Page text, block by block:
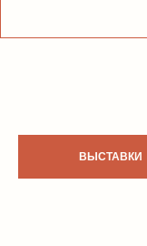
ВЫСТАВКИ